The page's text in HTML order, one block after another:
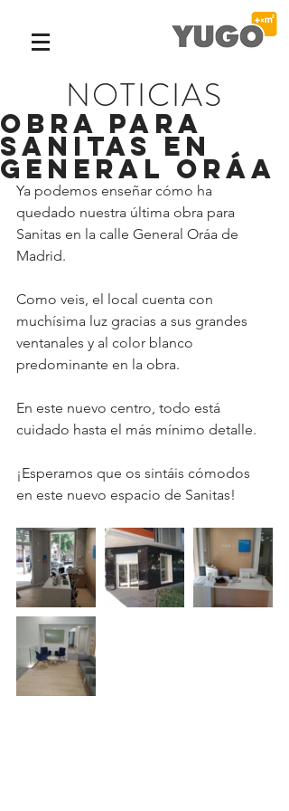
NOTICIAS
Obra para
Sanitas en
General Oráa
Ya podemos enseñar cómo ha
quedado nuestra última obra para
Sanitas en la calle General Oráa de
Madrid.
Como veis, el local cuenta con
muchísima luz gracias a sus grandes
ventanales y al color blanco
predominante en la obra.
En este nuevo centro, todo está
cuidado hasta el más mínimo detalle.
¡Esperamos que os sintáis cómodos
en este nuevo espacio de Sanitas!